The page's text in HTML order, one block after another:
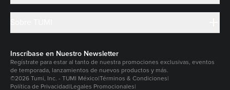
Inscríbase en Nuestro Newsletter
Regístrate para estar al tanto de nuestra promociones exclusivas, eventos
de temporada, lanzamientos de nuevos productos y más.
©2026 Tumi, Inc. - TUMI México|Términos & Condiciones|
Política de Privacidad|Legales Promocionales|